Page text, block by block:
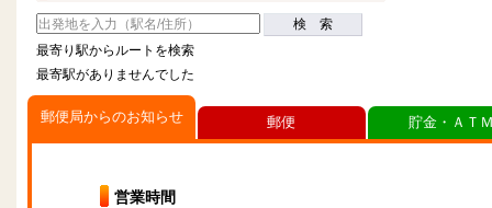
検 索
最寄り駅からルートを検索
最寄駅がありませんでした
郵便局からのお知らせ
営業時間
郵便 貯金・ＡＴ